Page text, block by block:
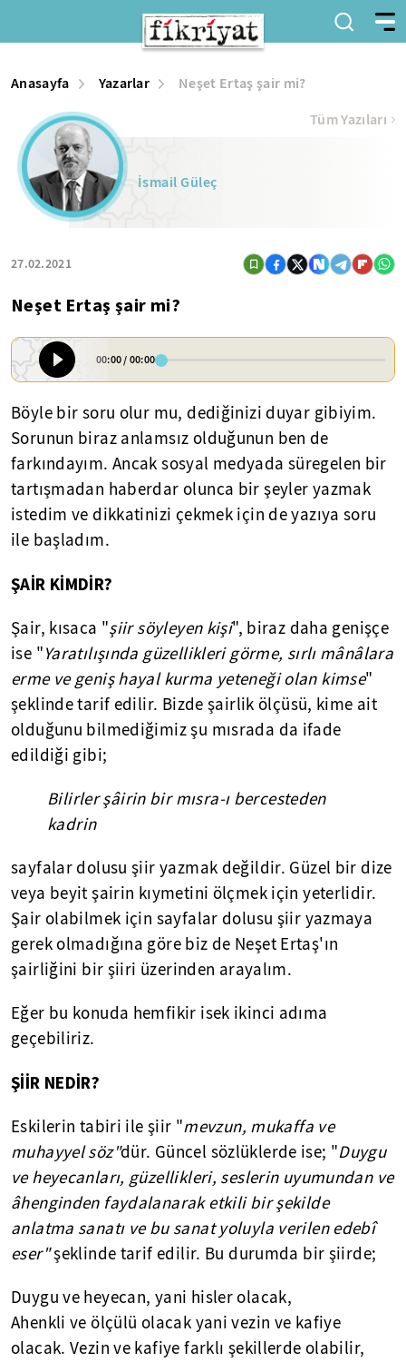
Anasayfa Yazarlar Neşet Ertaş şair mi?
İsmail Güleç
27.02.2021
Tüm Yazıları
Neşet Ertaş şair mi?
00:00/00:00
Böyle bir soru olur mu, dediğinizi duyar gibiyim.
Sorunun biraz anlamsız olduğunun ben de
farkındayım. Ancak sosyal medyada süregelen bir
tartışmadan haberdar olunca bir şeyler yazmak
istedim ve dikkatinizi çekmek için de yazıya soru
ile başladım.
ŞAİR KİMDİR?
Şair, kısaca "şiir söyleyen kişi", biraz daha genişçe
ise "Yaratılışında güzellikleri görme, sırlı mânâlara
erme ve geniş hayal kurma yeteneği olan kimse"
şeklinde tarif edilir. Bizde şairlik ölçüsü, kime ait
olduğunu bilmediğimiz şu mısrada da ifade
edildiği gibi;
Bilirler şâirin bir mısra-ı bercesteden
kadrin
sayfalar dolusu şiir yazmak değildir. Güzel bir dize
veya beyit şairin kıymetini ölçmek için yeterlidir.
Şair olabilmek için sayfalar dolusu şiir yazmaya
gerek olmadığına göre biz de Neşet Ertaş'ın
şairliğini bir şiiri üzerinden arayalım.
Eğer bu konuda hemfikir isek ikinci adıma
geçebiliriz.
ŞİİR NEDİR?
Eskilerin tabiri ile şiir "mevzun, mukaffa ve
muhayyel söz"dür. Güncel sözlüklerde ise; "Duygu
ve heyecanları, güzellikleri, seslerin uyumundan ve
âhenginden faydalanarak etkili bir şekilde
anlatma sanatı ve bu sanat yoluyla verilen edebî
eser"şeklinde tarif edilir. Bu durumda bir şiirde;
Duygu ve heyecan, yani hisler olacak,
Ahenkli ve ölçülü olacak yani vezin ve kafiye
olacak. Vezin ve kafiye farklı şekillerde olabilir,